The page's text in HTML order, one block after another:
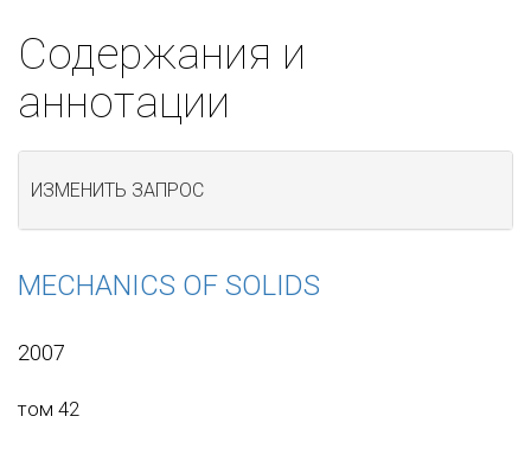
Содержания и
аннотации
ИЗМЕНИТЬ ЗАПРОС
MECHANICS OF SOLIDS
2007
том 42